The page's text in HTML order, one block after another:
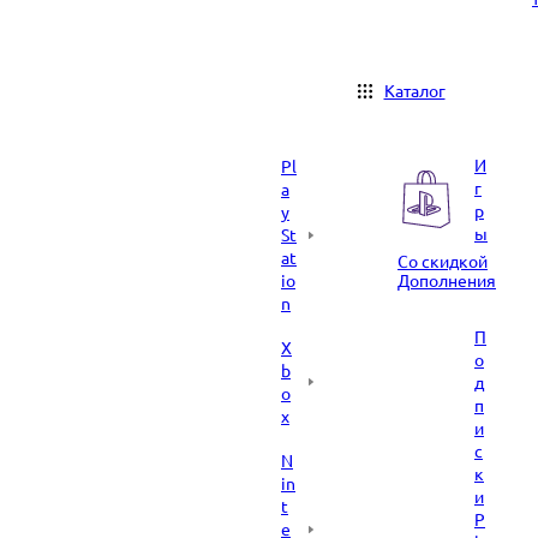
Каталог
Pl
a
y
St
at
io
n
X
b
o
x
N
in
t
e
И
г
р
ы
Со скидкой
Дополнения
П
о
д
п
и
с
к
и
P